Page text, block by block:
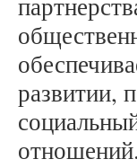
развитии,
отношений.